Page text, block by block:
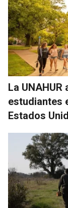
La
estudiantes
Estados